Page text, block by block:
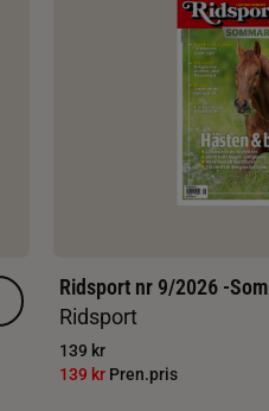
Ridsport nr 9/2026 -
Ridsport
139 kr
139 kr Pren.pris